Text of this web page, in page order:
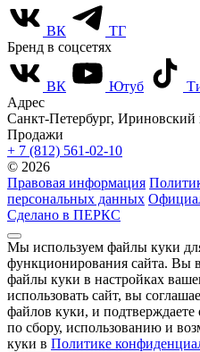
ВК
ТГ
Бренд в соцсетях
ВК Ютуб
Адрес
Санкт-Петербург, Ириновский
Продажи
+ 7 (812) 561-02-10
© 2026
Правовая информация
персональных данных
Сделано в ПЕРКС
Мы используем файлы куки
функционирования сайта. Вы
файлы куки в настройках
использовать сайт, вы
файлов куки, и
по сбору, использованию и
куки в Политике